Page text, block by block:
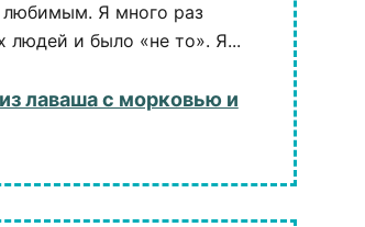
Я много раз
людей и было «не то». Я...
лаваша с морковью и